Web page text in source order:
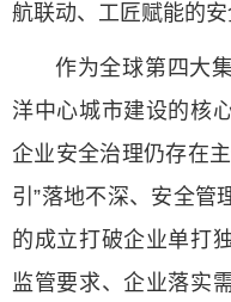
航联动、工匠赋能的安
作为全球第四大
洋中心城市建设的核
企业安全治理仍存在
引”落地不深、安全管
的成立打破企业单打
监管要求、企业落实